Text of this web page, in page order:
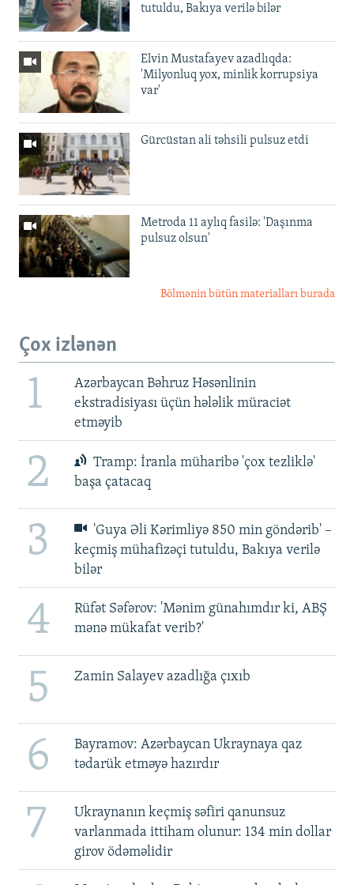
tutuldu, Bakıya verilə bilər
Elvin Mustafayev azadlıqda:
'Milyonluq yox, minlik korrupsiya
var'
Gürcüstan ali təhsili pulsuz etdi
Metroda 11 aylıq fasilə: 'Daşınma
pulsuz olsun'
Bölmənin bütün materialları burada
Çox izlənən
1
Azərbaycan Bəhruz Həsənlinin
ekstradisiyası üçün hələlik müraciət
etməyib
2
Tramp: İranla müharibə 'çox tezliklə'
başa çatacaq
3
'Guya Əli Kərimliyə 850 min göndərib' –
keçmiş mühafizəçi tutuldu, Bakıya verilə
bilər
4
Rüfət Səfərov: 'Mənim günahımdır ki, ABŞ
mənə mükafat verib?'
5 Zamin Salayev azadlığa çıxıb
6
Bayramov: Azərbaycan Ukraynaya qaz
tədarük etməyə hazırdır
7
Ukraynanın keçmiş səfiri qanunsuz
varlanmada ittiham olunur: 134 min dollar
girov ödəməlidir